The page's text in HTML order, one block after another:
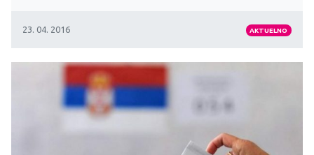
23. 04. 2016 AKTUELNO